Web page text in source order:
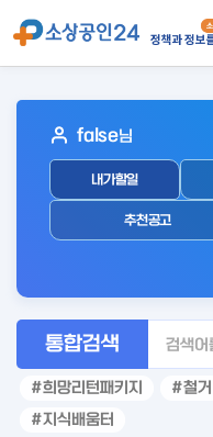
아
웃
로
인
false님
내가할일
추천공고
통합검색
희망리턴패키지 철거
지식배움터